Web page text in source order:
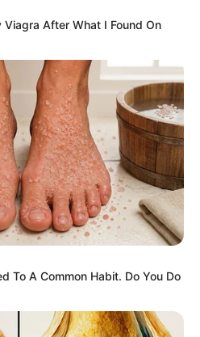
San Giacomo? She's Still
After What I Found On
To A Common Habit. Do You Do